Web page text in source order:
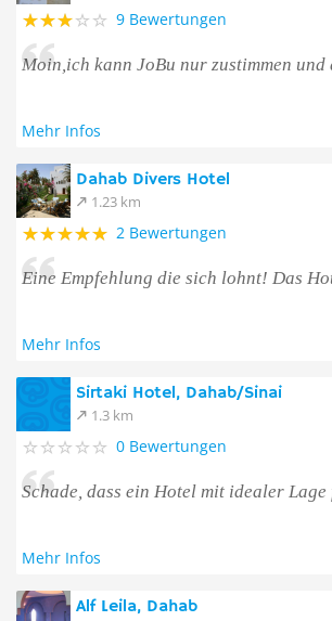
9 Bewertungen
Moin,ich kann JoBu nur zustimmen und
Mehr Infos
Dahab Divers Hotel
1.23 km
2 Bewertungen
Eine Empfehlung die sich lohnt! Das
Mehr Infos
Sirtaki Hotel, Dahab/Sinai
1.3 km
0 Bewertungen
Schade, dass ein Hotel mit idealer Lage
Mehr Infos
Alf Leila, Dahab